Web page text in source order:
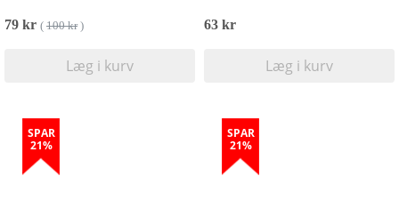
79 kr ( 100 kr)
Læg i kurv
63 kr
Læg i kurv
SPAR
21%
SPAR
21%